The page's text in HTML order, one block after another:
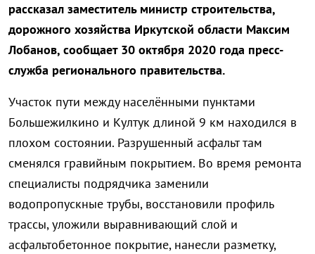
рассказал заместитель министр строительства,
дорожного хозяйства Иркутской области Максим
Лобанов, сообщает 30 октября 2020 года пресс-
служба регионального правительства.
Участок пути между населёнными пунктами
Большежилкино и Култук длиной 9 км находился в
плохом состоянии. Разрушенный асфальт там
сменялся гравийным покрытием. Во время ремонта
специалисты подрядчика заменили
водопропускные трубы, восстановили профиль
трассы, уложили выравнивающий слой и
асфальтобетонное покрытие, нанесли разметку,